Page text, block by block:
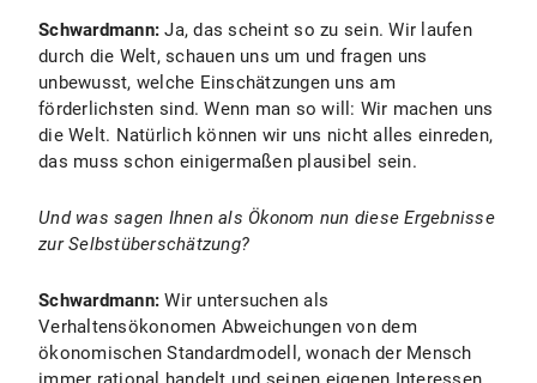
Schwardmann: Ja, das scheint so zu sein. Wir laufen
durch die Welt, schauen uns um und fragen uns
unbewusst, welche Einschätzungen uns am
förderlichsten sind. Wenn man so will: Wir machen uns
die Welt. Natürlich können wir uns nicht alles einreden,
das muss schon einigermaßen plausibel sein.
Und was sagen Ihnen als Ökonom nun diese Ergebnisse
zur Selbstüberschätzung?
Schwardmann: Wir untersuchen als
Verhaltensökonomen Abweichungen von dem
ökonomischen Standardmodell, wonach der Mensch